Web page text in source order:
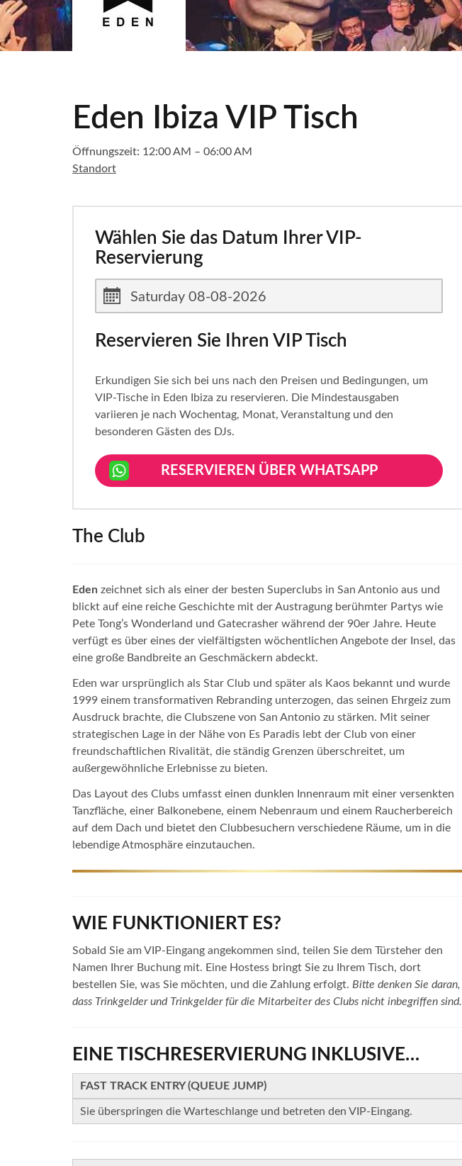
Eden Ibiza VIP Tisch
Öffnungszeit: 12:00 AM – 06:00 AM
Standort
Wählen Sie das Datum Ihrer VIP-
Reservierung
Reservieren Sie Ihren VIP Tisch
Erkundigen Sie sich bei uns nach den Preisen und Bedingungen, um
VIP-Tische in Eden Ibiza zu reservieren. Die Mindestausgaben
variieren je nach Wochentag, Monat, Veranstaltung und den
besonderen Gästen des DJs.
RESERVIEREN ÜBER WHATSAPP
The Club
Eden zeichnet sich als einer der besten Superclubs in San Antonio aus und
blickt auf eine reiche Geschichte mit der Austragung berühmter Partys wie
Pete Tong’s Wonderland und Gatecrasher während der 90er Jahre. Heute
verfügt es über eines der vielfältigsten wöchentlichen Angebote der Insel, das
eine große Bandbreite an Geschmäckern abdeckt.
Eden war ursprünglich als Star Club und später als Kaos bekannt und wurde
1999 einem transformativen Rebranding unterzogen, das seinen Ehrgeiz zum
Ausdruck brachte, die Clubszene von San Antonio zu stärken. Mit seiner
strategischen Lage in der Nähe von Es Paradis lebt der Club von einer
freundschaftlichen Rivalität, die ständig Grenzen überschreitet, um
außergewöhnliche Erlebnisse zu bieten.
Das Layout des Clubs umfasst einen dunklen Innenraum mit einer versenkten
Tanzfläche, einer Balkonebene, einem Nebenraum und einem Raucherbereich
auf dem Dach und bietet den Clubbesuchern verschiedene Räume, um in die
lebendige Atmosphäre einzutauchen.
WIE FUNKTIONIERT ES?
Sobald Sie am VIP-Eingang angekommen sind, teilen Sie dem Türsteher den
Namen Ihrer Buchung mit. Eine Hostess bringt Sie zu Ihrem Tisch, dort
bestellen Sie, was Sie möchten, und die Zahlung erfolgt. Bitte denken Sie daran,
dass Trinkgelder und Trinkgelder für die Mitarbeiter des Clubs nicht inbegriffen sind.
EINE TISCHRESERVIERUNG INKLUSIVE…
FAST TRACK ENTRY (QUEUE JUMP)
Sie überspringen die Warteschlange und betreten den VIP-Eingang.